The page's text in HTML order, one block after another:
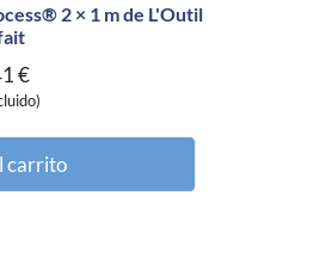
2 × 1 m de L'Outil
€
carrito